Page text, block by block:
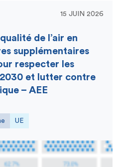
15 JUIN 2026
de l’air en
supplémentaires
respecter les
et lutter contre
– AEE
UE